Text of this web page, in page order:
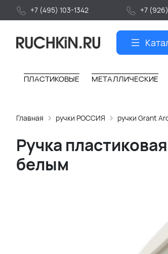
+7 (495) 103-1342 +7
ПЛАСТИКОВЫЕ МЕТАЛЛИЧЕСКИЕ
Главная ручки РОССИЯ ручки Grant
Ручка
белым